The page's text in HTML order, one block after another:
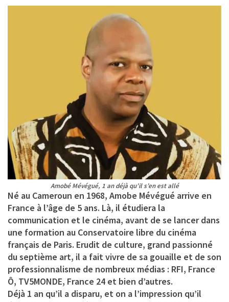
Amobé Mévégué, 1 an déjà qu’il s’en est allé
Né au Cameroun en 1968, Amobe Mévégué arrive en
France à l’âge de 5 ans. Là, il étudiera la
communication et le cinéma, avant de se lancer dans
une formation au Conservatoire libre du cinéma
français de Paris. Erudit de culture, grand passionné
du septième art, il a fait vivre de sa gouaille et de son
professionnalisme de nombreux médias : RFI, France
Ô, TV5MONDE, France 24 et bien d’autres.
Déjà 1 an qu’il a disparu, et on a l’impression qu’il